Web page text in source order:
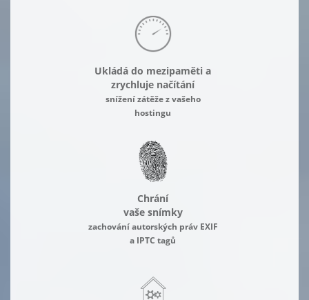
Ukládá do mezipaměti a
zrychluje načítání
snížení zátěže z vašeho
hostingu
Chrání
vaše snímky
zachování autorských práv EXIF
a IPTC tagů